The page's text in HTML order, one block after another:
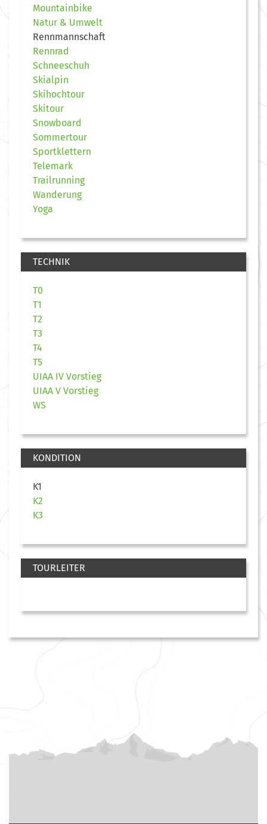
Mountainbike
Natur & Umwelt
Rennmannschaft
Rennrad
Schneeschuh
Skialpin
Skihochtour
Skitour
Snowboard
Sommertour
Sportklettern
Telemark
Trailrunning
Wanderung
Yoga
TECHNIK
T0
T1
T2
T3
T4
T5
UIAA IV Vorstieg
UIAA V Vorstieg
WS
KONDITION
K1
K2
K3
TOURLEITER